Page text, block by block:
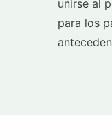
unirse al
para los